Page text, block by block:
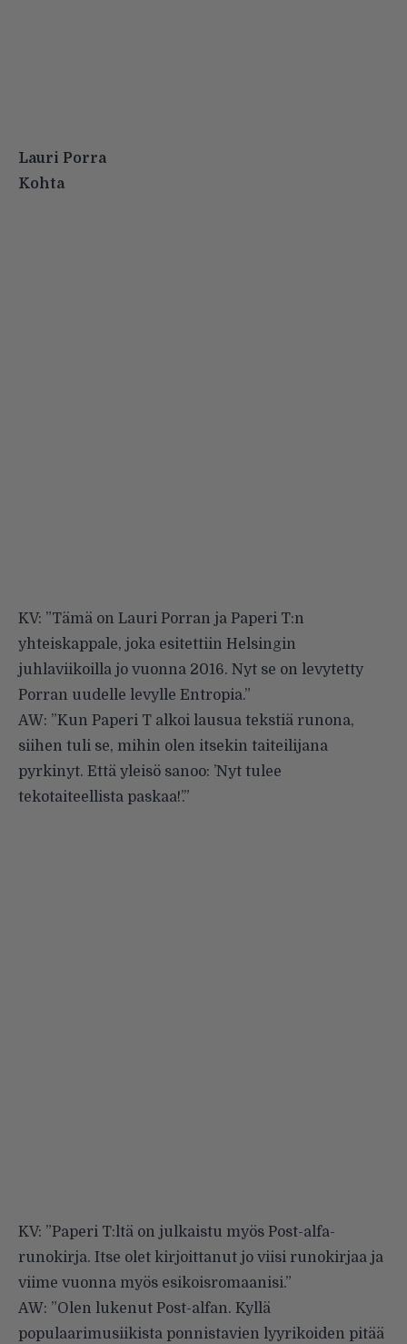
Lauri Porra
Kohta
KV: ”Tämä on Lauri Porran ja Paperi T:n
yhteiskappale, joka esitettiin Helsingin
juhlaviikoilla jo vuonna 2016. Nyt se on levytetty
Porran uudelle levylle Entropia.”
AW: ”Kun Paperi T alkoi lausua tekstiä runona,
siihen tuli se, mihin olen itsekin taiteilijana
pyrkinyt. Että yleisö sanoo: ’Nyt tulee
tekotaiteellista paskaa!’.”
KV: ”Paperi T:ltä on julkaistu myös Post-alfa-
runokirja. Itse olet kirjoittanut jo viisi runokirjaa ja
viime vuonna myös esikoisromaanisi.”
AW: ”Olen lukenut Post-alfan. Kyllä
populaarimusiikista ponnistavien lyyrikoiden pitää